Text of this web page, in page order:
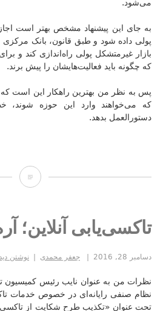
می‌شود.
به جای این پیشنهاد مشخص بهتر است
پولی داده شود و طبق قانون، بانک
بازار غیرمتشکل پولی راه‌اندازی کند و
که چگونه باید فعالیت‌هایشان را پیش برند.
پس به نظر من بهترین راهکار این است
که می‌خواهند وارد این حوزه
دستورالعمل بدهد.
پنل
تاکسی‌یابی آنلاین؛
دسامبر 28, 2016 جعفر محمدی نوشتن
نظرات من به عنوان نایب رئیس کمیسیون
نظام صنفی رایانه‌ای در خصوص خدمات
تحت عنوان «تکذیب طرح شکایت از